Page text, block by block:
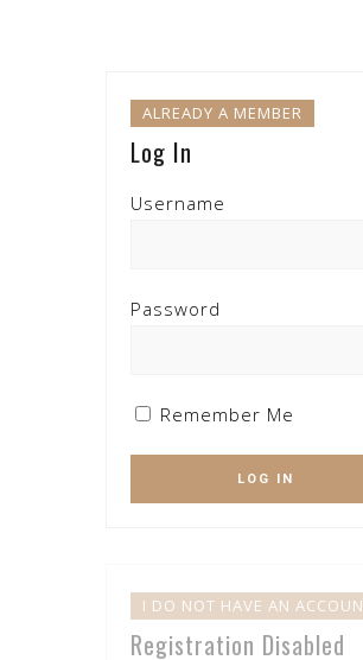
ALREADY A MEMBER
Log In
Username
Password
Remember Me
I DO NOT HAVE AN
Registration Disabled